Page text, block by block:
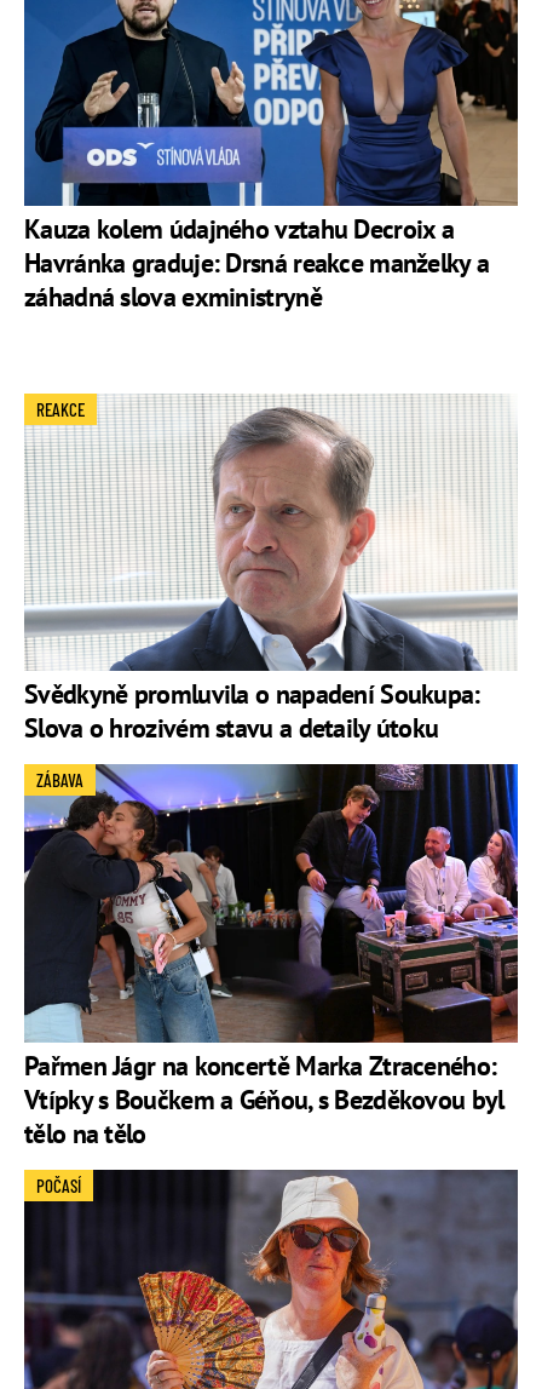
Kauza kolem údajného vztahu Decroix a
Havránka graduje: Drsná reakce manželky a
záhadná slova exministryně
Svědkyně promluvila o napadení Soukupa:
Slova o hrozivém stavu a detaily útoku
REAKCE
Pařmen Jágr na koncertě Marka Ztraceného:
Vtípky s Boučkem a Géňou, s Bezděkovou byl
tělo na tělo
ZÁBAVA
POČASÍ